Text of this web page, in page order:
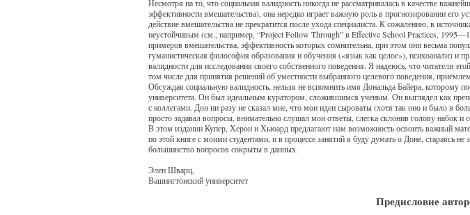
Несмотря на то, что социальная валидность никогда не рассматривалась в качестве
эффективности вмешательства), она нередко играет важную роль в прогнозировании его
действие вмешательства не прекратится после ухода специалиста. К сожалению, в
неустойчивым (см., например, “Project Follow Through” в Effective School Practices,
примеров вмешательства, эффективность которых сомнительна, при этом они весьма
гуманистическая философия образования и обучения («язык как целое»), психоанализ и
валидности для исследования своего собственного поведения. Я надеюсь, что читатели
том числе для принятия решений об уместности выбранного целевого поведения,
Обсуждая социальную валидность, нельзя не вспомнить имя Дональда Байера, которому
университета. Он был идеальным куратором, сложившимся ученым. Он выглядел как
с коллегами. Дон ни разу не сказал мне, что мои идеи сыроваты (хотя так оно и было в
просто задавал вопросы, внимательно слушал мои ответы, слегка склонив голову набок
В этом издании Купер, Херон и Хьюард предлагают нам возможность освоить важный
по этой книге с моими студентами, и в процессе занятий я буду думать о Доне, стараясь
большинство вопросов сокрыты в данных.
Элен Шварц,
Вашингтонский университет
Предисловие